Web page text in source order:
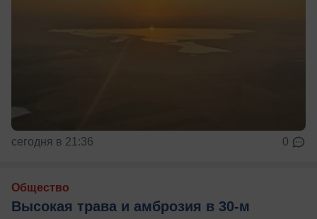
сегодня в 21:36 0
Общество
Высокая трава и амброзия в 30‑м